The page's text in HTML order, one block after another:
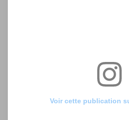
Voir cette publication